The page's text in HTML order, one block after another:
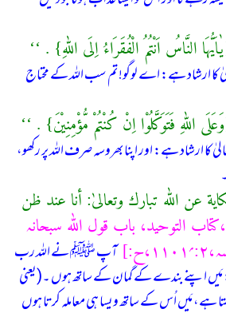
النَّاسُ اَنْتُمُ الْفُقَرَاءُ اِلَى اللّٰهِ} . ‘‘
کا ارشاد ہے: اے لوگو! تم سب اللہ کے محتاج
اللّٰهِ فَتَوَكَّلُوْا اِنْ كُنْتُمْ مُّؤْمِنِیْنَ} . ‘‘
کا ارشاد ہے: اور اپنا بھروسہ صرف اللہ پر رکھو،
عن اللّٰه تبارك وتعالیٰ: أنا عند ظن
التوحید، باب قول اللہ سبحانہ
آپ ﷺ نے اللہ رب
مَیں اپنے بندے کے گمان کے ساتھ ہوں ۔(یعنی
ہے، مَیں اُس کے ساتھ ویسا ہی معاملہ کرتا ہوں